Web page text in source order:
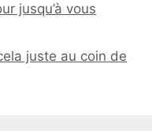
jusqu’à vous
juste au coin de